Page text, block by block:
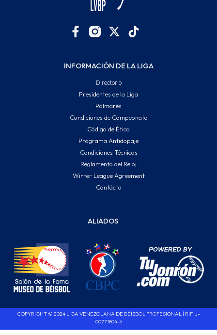
INFORMACIÓN DE LA LIGA
Directorio
Presidentes de la Liga
Palmarés
Condiciones de Campeonato
Código de Ética
Programa Antidopaje
Condiciones Técnicas
Reglamento del Reloj
Winter League Agreement
Contácto
ALIADOS
COPYRIGHT © 2024 LIGA VENEZOLANA DE BÉISBOL PROFESIONAL | RIF. J-
00771804-6